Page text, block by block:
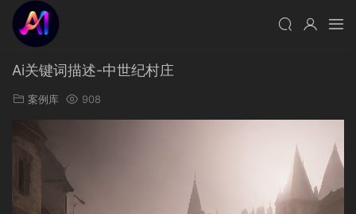
Ai关键词描述-中世纪村庄
案例库 908